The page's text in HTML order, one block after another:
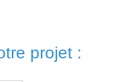
projet :